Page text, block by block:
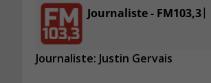
Journaliste - FM103,3|
Journaliste: Justin Gervais